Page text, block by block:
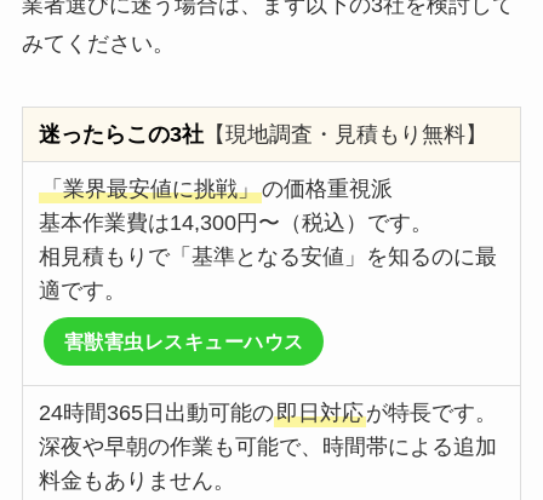
業者選びに迷う場合は、まず以下の3社を検討して
みてください。
迷ったらこの3社 【現地調査・見積もり無料】
「業界最安値に挑戦」の価格重視派
基本作業費は14,300円〜（税込）です。
相見積もりで「基準となる安値」を知るのに最
適です。
害獣害虫レスキューハウス
24時間365日出動可能の即日対応が特長です。
深夜や早朝の作業も可能で、時間帯による追加
料金もありません。